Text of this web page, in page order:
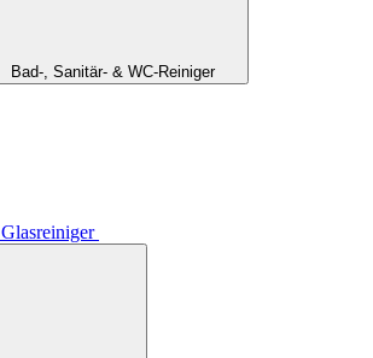
Bad-, Sanitär- & WC-Reiniger
Glasreiniger